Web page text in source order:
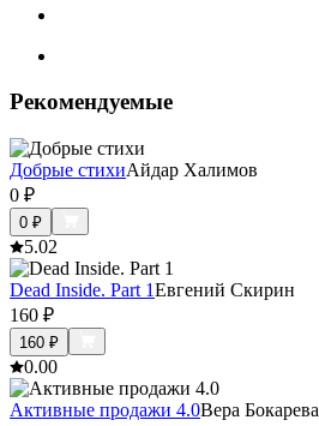
Рекомендуемые
Добрые стихиАйдар Халимов
0 ₽
0 ₽
5.02
Dead Inside. Part 1Евгений Скирин
160 ₽
160 ₽
0.00
Активные продажи 4.0Вера Бокарева